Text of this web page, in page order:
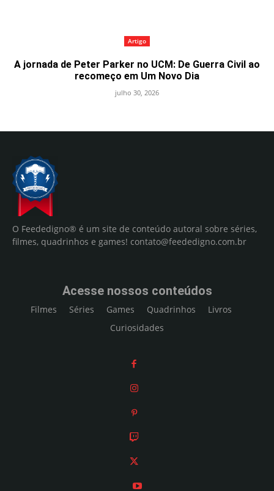
Artigo
A jornada de Peter Parker no UCM: De Guerra Civil ao
recomeço em Um Novo Dia
julho 30, 2026
O Feededigno® é um site de conteúdo autoral sobre séries,
filmes, quadrinhos e games! contato@feededigno.com.br
Acesse nossos conteúdos
Filmes Séries Games Quadrinhos
Livros
Curiosidades